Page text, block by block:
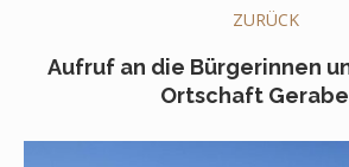
ZURÜCK
Aufruf an die Bürgerinnen
Ortschaft